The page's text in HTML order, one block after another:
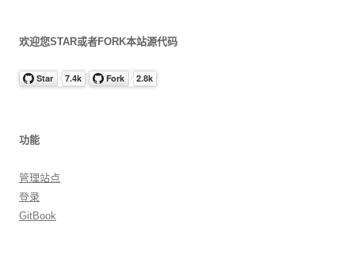
欢迎您STAR或者FORK本站源代码
功能
管理站点
登录
GitBook